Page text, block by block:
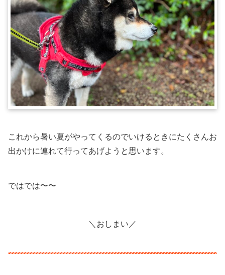
これから暑い夏がやってくるのでいけるときにたくさんお
出かけに連れて行ってあげようと思います。
ではでは〜〜
＼おしまい／